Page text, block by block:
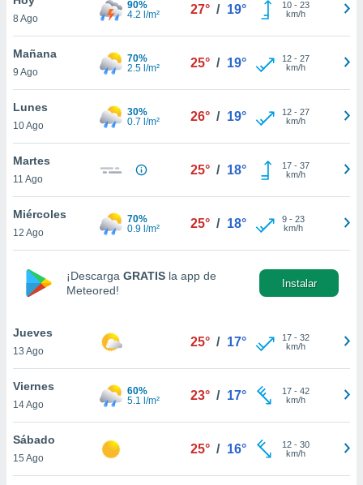
en
más
nuestra
de
aceptar
de
sitio
En
sean
8 Ago
90%
4.2 l/m²
27° / 19° 10- 23
km/h
Mañana
9 Ago
70%
2.5 l/m²
25° / 19° 12- 27
km/h
Lunes
10 Ago
30%
0.7 l/m²
26° / 19° 12- 27
km/h
Martes
11 Ago
25° / 18° 17- 37
km/h
Miércoles
12 Ago
70%
0.9 l/m²
25° / 18° 9- 23
km/h
¡Descarga GRATIS la app de
Meteored!
Instalar
Jueves
13 Ago
25° / 17° 17- 32
km/h
Viernes
14 Ago
60%
5.1 l/m²
23° / 17° 17- 42
km/h
Sábado
15 Ago
25° / 16° 12- 30
km/h